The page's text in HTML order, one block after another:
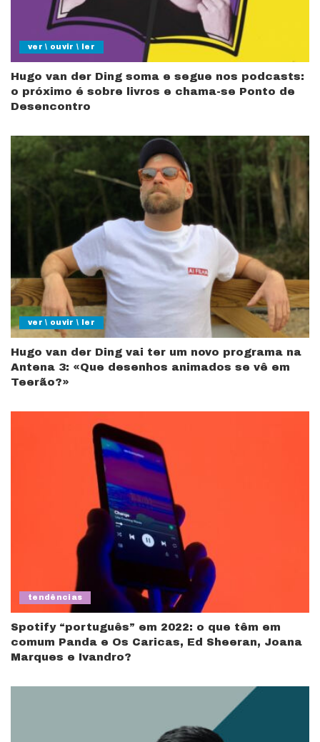
ver \ ouvir \ ler
Hugo van der Ding soma e segue nos podcasts:
o próximo é sobre livros e chama-se Ponto de
Desencontro
ver \ ouvir \ ler
Hugo van der Ding vai ter um novo programa na
Antena 3: «Que desenhos animados se vê em
Teerão?»
tendências
Spotify “português” em 2022: o que têm em
comum Panda e Os Caricas, Ed Sheeran, Joana
Marques e Ivandro?